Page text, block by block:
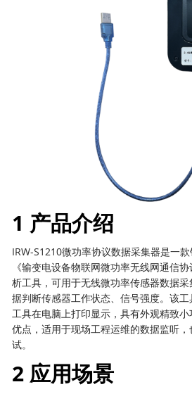
1 产品介绍
IRW-S1210微功率协议数据采集器是一
《输变电设备物联网微功率无线网通信
析工具，可用于无线微功率传感器数据
据判断传感器工作状态、信号强度。该
工具在电脑上打印显示，具有外观精致
优点，适用于现场工程运维的数据监听
试。
2 应用场景